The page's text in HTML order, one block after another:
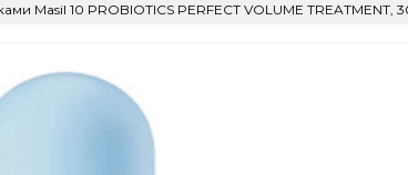
Masil 10 PROBIOTICS PERFECT VOLUME TREATMENT,